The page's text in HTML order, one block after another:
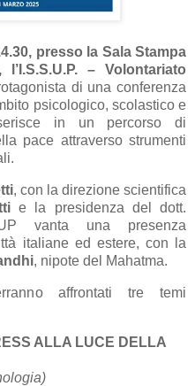
, presso la Sala Stampa
, l’ I.S.S.U.P. – Volontariato
di una conferenza
psicologico, scolastico e
in un percorso di
pace attraverso strumenti
, con la direzione scientifica
e la presidenza del dott.
vanta una presenza
italiane ed estere, con la
, nipote del Mahatma.
affrontati tre temi
ALLA LUCE DELLA